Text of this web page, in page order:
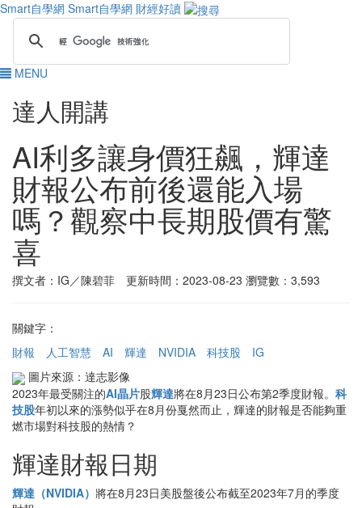
Smart自學網 Smart自學網 財經好讀
MENU
達人開講
AI利多讓身價狂飆，輝達
財報公布前後還能入場
嗎？觀察中長期股價有驚
喜
撰文者：IG／陳碧菲 更新時間：2023-08-23 瀏覽數：3,593
關鍵字：
財報
人工智慧 AI 輝達 NVIDIA 科技股
IG
圖片來源：達志影像
2023年最受關注的AI晶片股輝達將在8月23日公布第2季度財報。 科
技股年初以來的漲勢似乎在8月份戛然而止，輝達的財報是否能夠重
燃市場對科技股的熱情？
輝達財報日期
輝達（NVIDIA） 將在8月23日美股盤後公布截至2023年7月的季度